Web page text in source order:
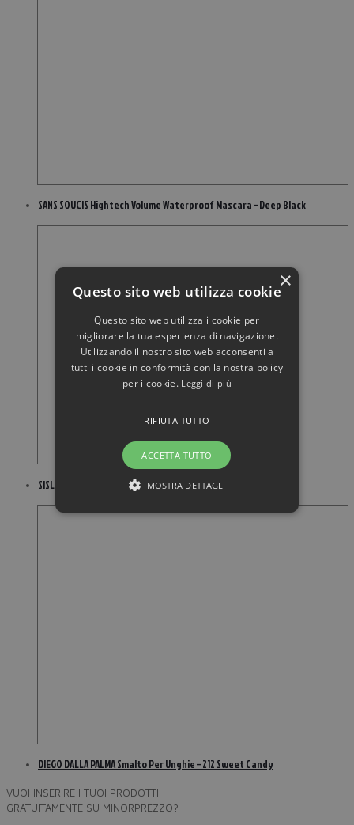
SANS SOUCIS Hightech Volume Waterproof Mascara – Deep Black
SISLEY Phyto Lip Gloss – 04 Fushia
DIEGO DALLA PALMA Smalto Per Unghie – 212 Sweet Candy
VUOI INSERIRE I TUOI PRODOTTI
GRATUITAMENTE SU MINORPREZZO?
×
Questo sito web utilizza cookie
Questo sito web utilizza i cookie per
migliorare la tua esperienza di navigazione.
Utilizzando il nostro sito web acconsenti a
tutti i cookie in conformità con la nostra policy
per i cookie. Leggi di più
ACCETTA TUTTO
RIFIUTA TUTTO
MOSTRA DETTAGLI